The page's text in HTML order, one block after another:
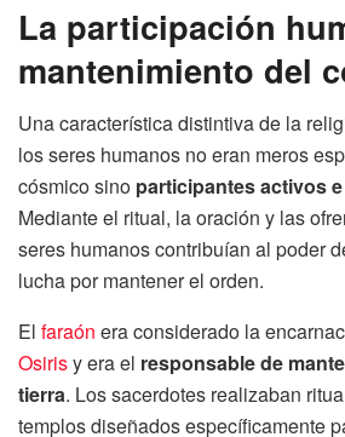
La participación
mantenimiento del
Una característica distintiva de la
los seres humanos no eran meros
cósmico sino participantes activos
Mediante el ritual, la oración y las
seres humanos contribuían al poder
lucha por mantener el orden.
El faraón era considerado la
Osirisy era el responsable de
tierra. Los sacerdotes realizaban
templos diseñados específicamente